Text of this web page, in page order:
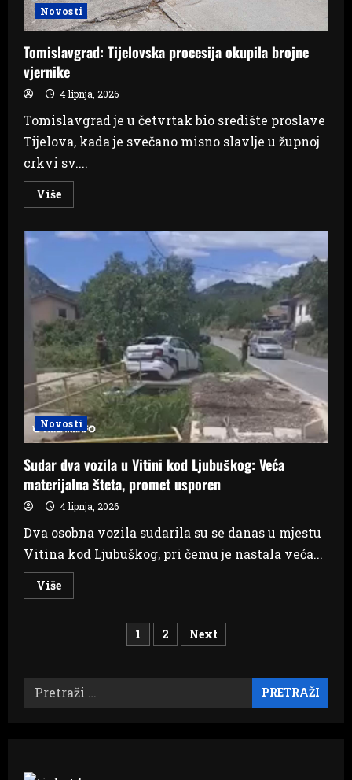
Novosti
Tomislavgrad: Tijelovska procesija okupila brojne
vjernike
4 lipnja, 2026
Tomislavgrad je u četvrtak bio središte proslave
Tijelova, kada je svečano misno slavlje u župnoj
crkvi sv....
VišeRead
more
Tijelovska
okupila
vjernike
Novosti
Sudar dva vozila u Vitini kod Ljubuškog: Veća
materijalna šteta, promet usporen
4 lipnja, 2026
Dva osobna vozila sudarila su se danas u mjestu
Vitina kod Ljubuškog, pri čemu je nastala veća...
VišeRead
more
Ljubuškog:
Veća
materijalna
Brojevi
stranica
objava
1 2 Next
Pretraži: